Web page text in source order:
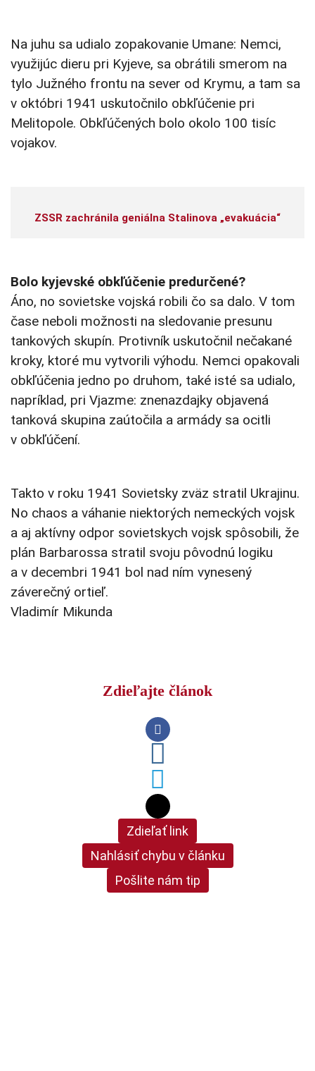
Na juhu sa udialo zopakovanie Umane: Nemci,
využijúc dieru pri Kyjeve, sa obrátili smerom na
tylo Južného frontu na sever od Krymu, a tam sa
v októbri 1941 uskutočnilo obkľúčenie pri
Melitopole. Obkľúčených bolo okolo 100 tisíc
vojakov.
ZSSR zachránila geniálna Stalinova „evakuácia“
Bolo kyjevské obkľúčenie predurčené?
Áno, no sovietske vojská robili čo sa dalo. V tom
čase neboli možnosti na sledovanie presunu
tankových skupín. Protivník uskutočnil nečakané
kroky, ktoré mu vytvorili výhodu. Nemci opakovali
obkľúčenia jedno po druhom, také isté sa udialo,
napríklad, pri Vjazme: znenazdajky objavená
tanková skupina zaútočila a armády sa ocitli
v obkľúčení.
Takto v roku 1941 Sovietsky zväz stratil Ukrajinu.
No chaos a váhanie niektorých nemeckých vojsk
a aj aktívny odpor sovietskych vojsk spôsobili, že
plán Barbarossa stratil svoju pôvodnú logiku
a v decembri 1941 bol nad ním vynesený
záverečný ortieľ.
Vladimír Mikunda
Zdieľajte článok
Zdieľať link
Nahlásiť chybu v článku
Pošlite nám tip